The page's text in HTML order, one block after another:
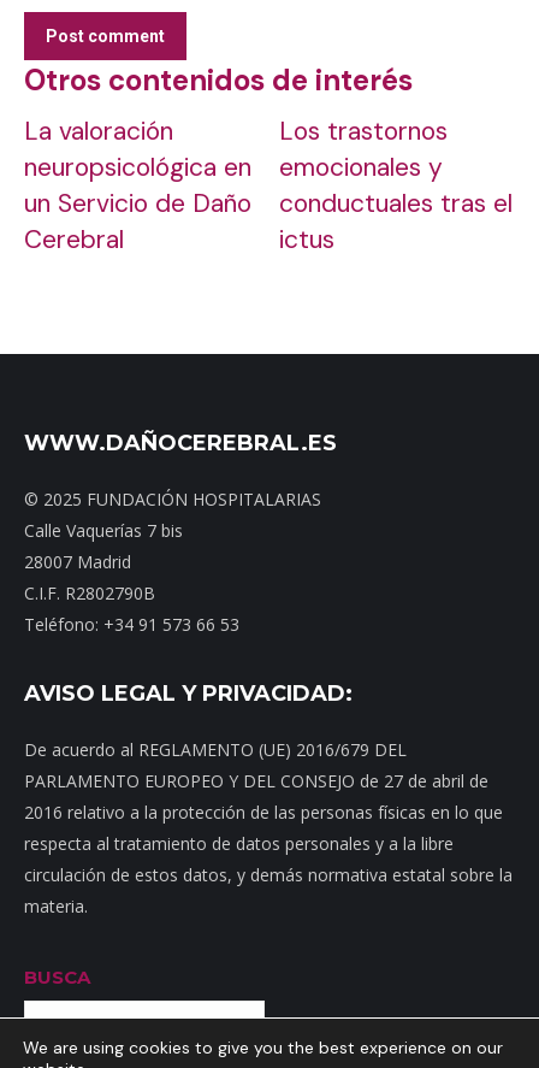
Post comment
Otros contenidos de interés
La valoración
neuropsicológica en
un Servicio de Daño
Cerebral
Los trastornos
emocionales y
conductuales tras el
ictus
WWW.DAÑOCEREBRAL.ES
© 2025 FUNDACIÓN HOSPITALARIAS
Calle Vaquerías 7 bis
28007 Madrid
C.I.F. R2802790B
Teléfono: +34 91 573 66 53
AVISO LEGAL Y PRIVACIDAD:
De acuerdo al REGLAMENTO (UE) 2016/679 DEL
PARLAMENTO EUROPEO Y DEL CONSEJO de 27 de abril de
2016 relativo a la protección de las personas físicas en lo que
respecta al tratamiento de datos personales y a la libre
circulación de estos datos, y demás normativa estatal sobre la
materia.
BUSCA
Buscar
We are using cookies to give you the best experience on our